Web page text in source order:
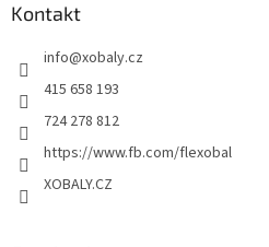
Kontakt
info@xobaly.cz
415 658 193
724 278 812
https://www.fb.com/flexobal
XOBALY.CZ